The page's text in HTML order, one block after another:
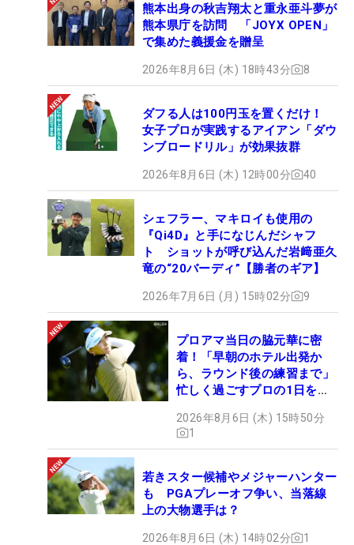
熊本出身の秋吉翔太と重永亜斗夢が
熊本県庁を訪問 「JOYX OPEN」
で集めた義援金を贈呈
2026年8月6日 (木) 18時43分 8
ダフる人は100円玉を置くだけ！
女子プロが実践するアイアン「ダウ
ンブロードリル」が効果抜群
2026年8月6日 (木) 12時00分 40
シェフラー、マキロイも使用の
『Qi4D』と手になじんだシャフ
ト ショットが呼び込んだ岩﨑亜久
竜の“20バーディ”【勝者のギア】
2026年7月6日 (月) 15時02分 9
プロアマ当日の脇元華に密
着！「早朝のホテル出発か
ら、ラウンド後の練習まで」
忙しく過ごすプロの1日を公
2026年8月6日 (木) 15時50分
1
若きスター候補やメジャーハンター
も PGAプレーオフ争い、当落線
上の大物選手は？
2026年8月6日 (木) 14時02分 1